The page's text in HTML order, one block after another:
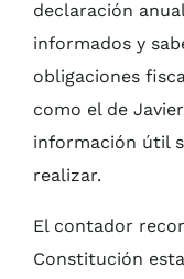
declaración
informados y
obligaciones
como el de
información útil
realizar.
El contador
Constitución